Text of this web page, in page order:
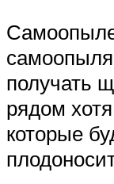
получать
рядом
которые